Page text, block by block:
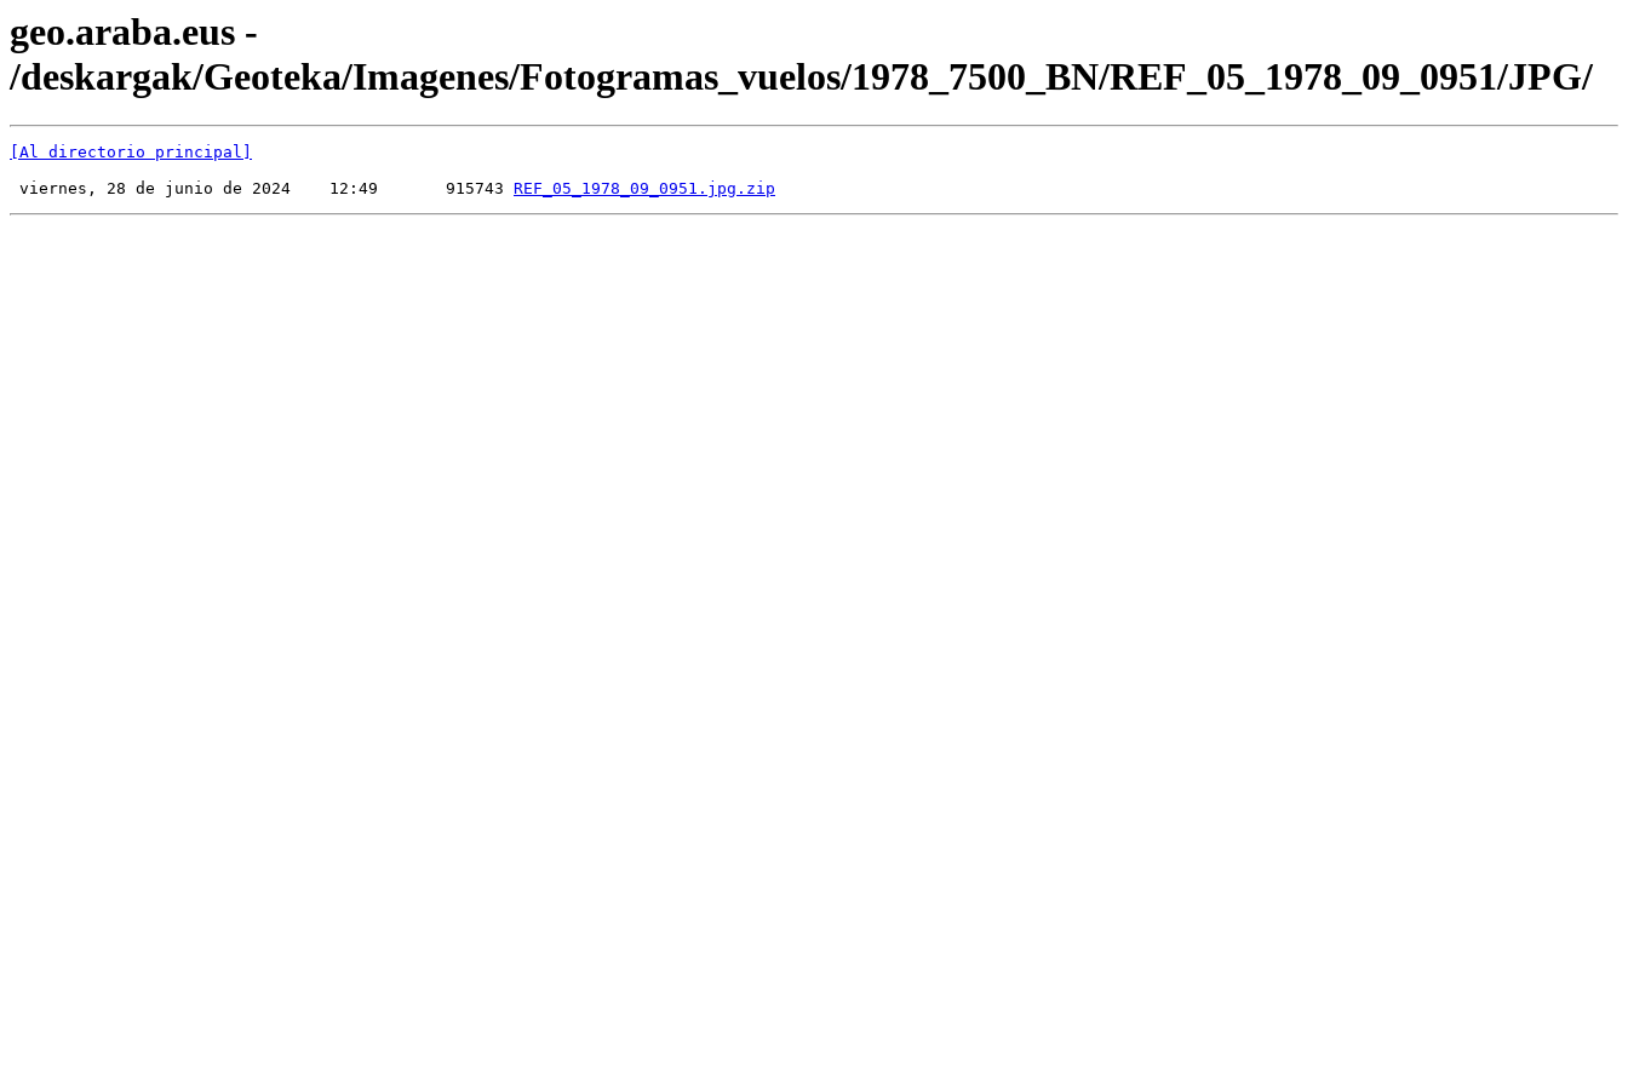
geo.araba.eus -
/deskargak/Geoteka/Imagenes/Fotogramas_vuelos/1978_7500_BN/REF_05_1978_09_0951/JPG/
[Al directorio principal]
viernes, 28 de junio de 2024    12:49       915743 REF_05_1978_09_0951.jpg.zip